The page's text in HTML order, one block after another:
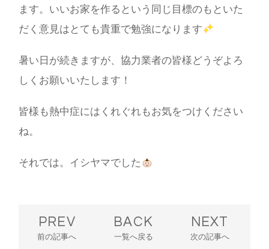
ます。いいお家を作るという同じ目標のもといた
だく意見はとても貴重で勉強になります
暑い日が続きますが、協力業者の皆様どうぞよろ
しくお願いいたします！
皆様も熱中症にはくれぐれもお気をつけください
ね。
それでは。イシヤマでした
PREV
前の記事へ
BACK
一覧へ戻る
NEXT
次の記事へ